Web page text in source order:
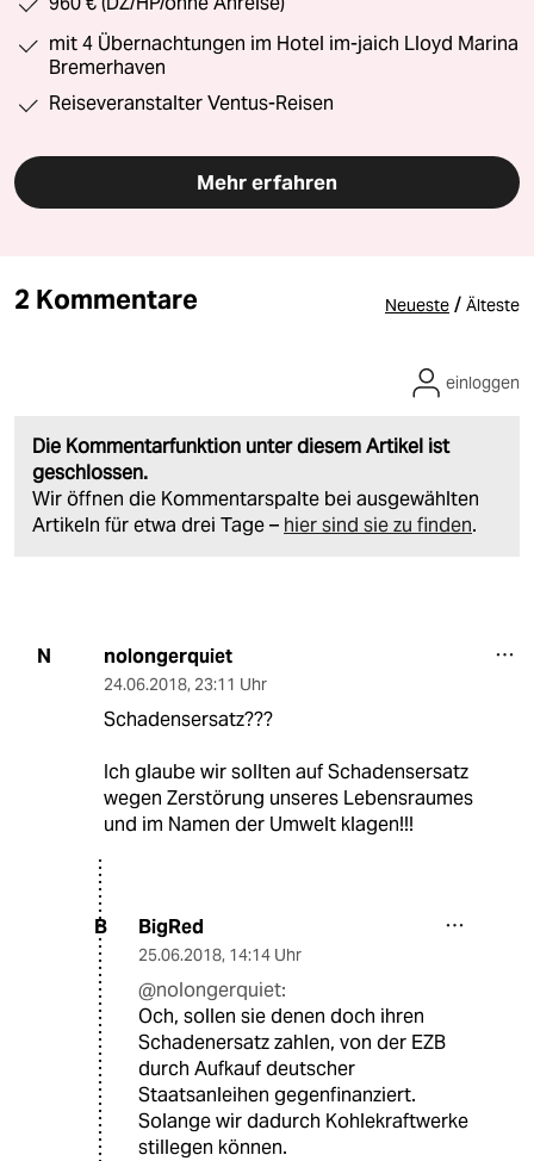
mit 4 Übernachtungen im Hotel im-jaich Lloyd Marina
Bremerhaven
Reiseveranstalter Ventus-Reisen
Mehr erfahren
2 Kommentare Neueste / Älteste
Die Kommentarfunktion unter diesem Artikel ist
geschlossen.
Wir öffnen die Kommentarspalte bei ausgewählten
Artikeln für etwa drei Tage – hier sind sie zu finden.
einloggen
N nolongerquiet
24.06.2018, 23:11 Uhr
Schadensersatz???
Ich glaube wir sollten auf Schadensersatz
wegen Zerstörung unseres Lebensraumes
und im Namen der Umwelt klagen!!!
B BigRed
25.06.2018, 14:14 Uhr
@nolongerquiet:
Och, sollen sie denen doch ihren
Schadenersatz zahlen, von der EZB
durch Aufkauf deutscher
Staatsanleihen gegenfinanziert.
Solange wir dadurch Kohlekraftwerke
stillegen können.